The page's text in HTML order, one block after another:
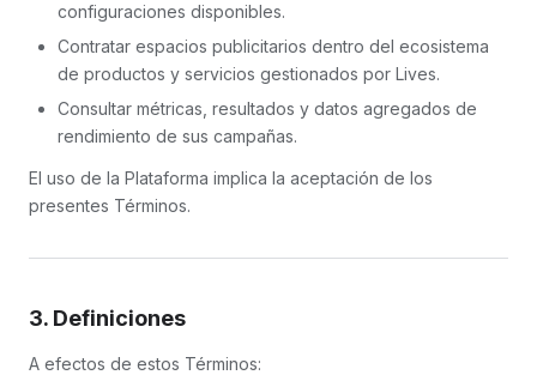
configuraciones disponibles.
Contratar espacios publicitarios dentro del ecosistema
de productos y servicios gestionados por Lives.
Consultar métricas, resultados y datos agregados de
rendimiento de sus campañas.
El uso de la Plataforma implica la aceptación de los
presentes Términos.
3. Definiciones
A efectos de estos Términos: